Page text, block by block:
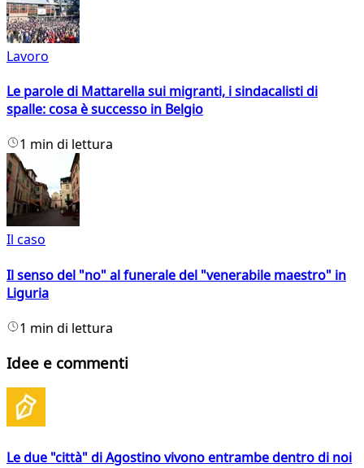
Lavoro
Le parole di Mattarella sui migranti, i sindacalisti di
spalle: cosa è successo in Belgio
1 min di lettura
Il caso
Il senso del "no" al funerale del "venerabile maestro" in
Liguria
1 min di lettura
Idee e commenti
Le due "città" di Agostino vivono entrambe dentro di noi